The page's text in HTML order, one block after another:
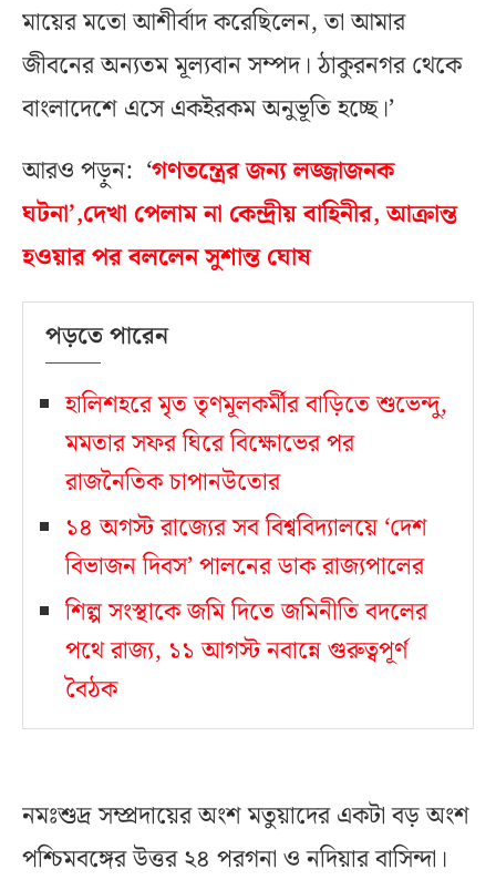
মায়ের মতো আশীর্বাদ করেছিলেন, তা আমার
জীবনের অন্যতম মূল্যবান সম্পদ। ঠাকুরনগর থেকে
বাংলাদেশে এসে একইরকম অনুভূতি হচ্ছে।’
আরও পড়ুন: ‘গণতন্ত্রের জন্য লজ্জাজনক
ঘটনা’,দেখা পেলাম না কেন্দ্রীয় বাহিনীর, আক্রান্ত
হওয়ার পর বললেন সুশান্ত ঘোষ
পড়তে পারেন
হালিশহরে মৃত তৃণমূলকর্মীর বাড়িতে শুভেন্দু,
মমতার সফর ঘিরে বিক্ষোভের পর
রাজনৈতিক চাপানউতোর
১৪ অগস্ট রাজ্যের সব বিশ্ববিদ্যালয়ে ‘দেশ
বিভাজন দিবস’ পালনের ডাক রাজ্যপালের
শিল্প সংস্থাকে জমি দিতে জমিনীতি বদলের
পথে রাজ্য, ১১ আগস্ট নবান্নে গুরুত্বপূর্ণ
বৈঠক
নমঃশুদ্র সম্প্রদায়ের অংশ মতুয়াদের একটা বড় অংশ
পশ্চিমবঙ্গের উত্তর ২৪ পরগনা ও নদিয়ার বাসিন্দা।